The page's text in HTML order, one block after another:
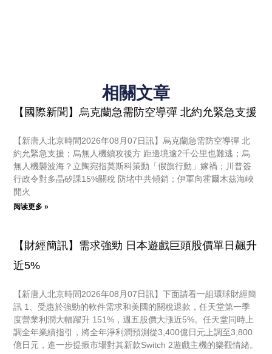
相關文章
【國際新聞】烏克蘭急需防空導彈 北約允緊急支援
【新唐人北京時間2026年08月07日訊】烏克蘭急需防空導彈 北
約允緊急支援；烏無人機續攻後方 距邊境逾2千公里也難逃；烏
無人機襲波海？立陶宛指莫斯科策動「假旗行動」嫁禍；川普簽
行政令對多晶矽課15%關稅 防堵中共傾銷；伊軍向霍爾木茲海峽
開火
阅读更多 »
【財經簡訊】需求強勁 日本遊戲巨頭股價單日飆升
近5%
【新唐人北京時間2026年08月07日訊】下面請看一組環球財經簡
訊 1、受惠於強勁的軟件需求和美國的關稅退款，任天堂第一季
度營業利潤大幅躍升 151%，週五股價大漲近5%。任天堂同時上
調全年業績指引，將全年淨利潤預測從3,400億日元上調至3,800
億日元，進一步提振市場對其新款Switch 2遊戲主機的樂觀情緒。